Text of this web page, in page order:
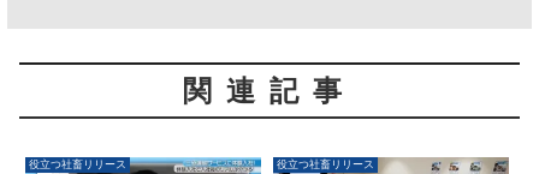
関連記事
役立つ社畜リリース 役立つ社畜リリース